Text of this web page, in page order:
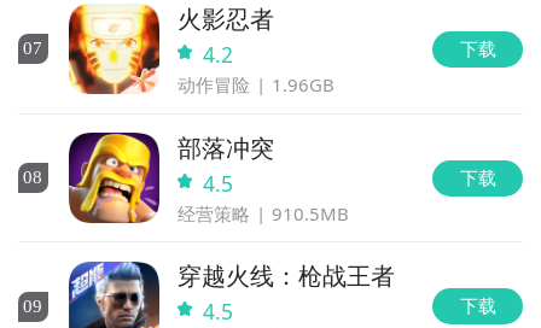
07
火影忍者
4.2
动作冒险 1.96GB
下载
08
部落冲突
4.5
经营策略 910.5MB
下载
09
穿越火线：枪战王者
4.5 下载